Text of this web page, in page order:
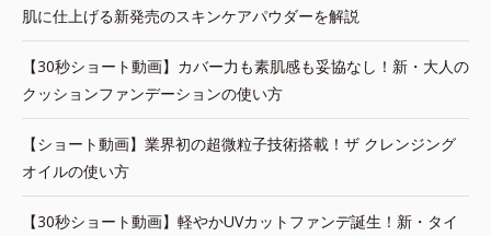
肌に仕上げる新発売のスキンケアパウダーを解説
【30秒ショート動画】カバー力も素肌感も妥協なし！新・大人の
クッションファンデーションの使い方
【ショート動画】業界初の超微粒子技術搭載！ザ クレンジング
オイルの使い方
【30秒ショート動画】軽やかUVカットファンデ誕生！新・タイ